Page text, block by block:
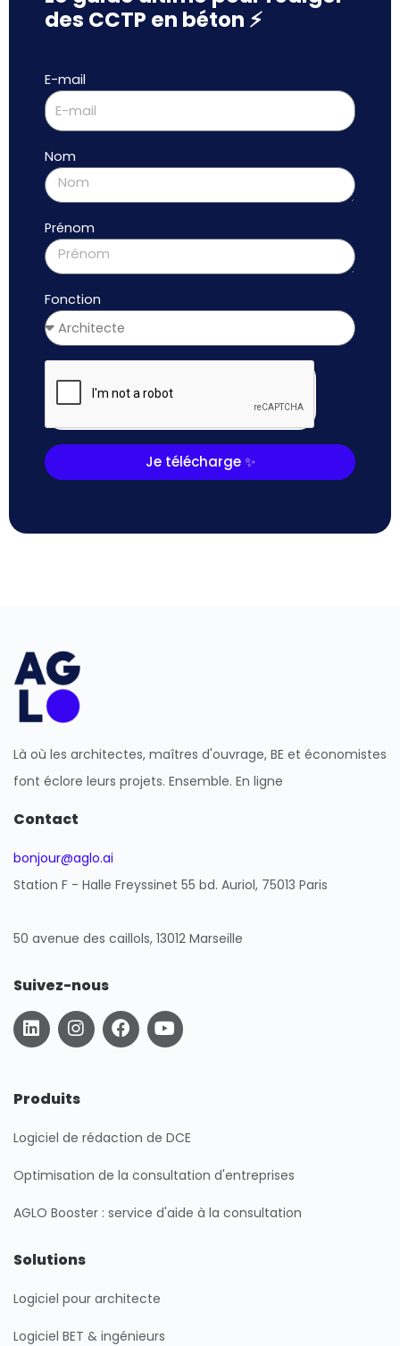
des CCTP en béton ⚡
E-mail
Nom
Prénom
Fonction
Je télécharge ✨
Là où les architectes, maîtres d'ouvrage, BE et économistes
font éclore leurs projets. Ensemble. En ligne
Contact
bonjour@aglo.ai
Station F - Halle Freyssinet 55 bd. Auriol, 75013 Paris
50 avenue des caillols, 13012 Marseille
Suivez-nous
L
i
n
e
d
n
I
n
s
a
g
a
F
a
c
k
Y
o
u
Produits
Logiciel de rédaction de DCE
Optimisation de la consultation d'entreprises
AGLO Booster : service d'aide à la consultation
Solutions
Logiciel pour architecte
Logiciel BET & ingénieurs